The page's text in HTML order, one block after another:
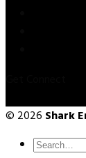
© 2026 Shark
Search